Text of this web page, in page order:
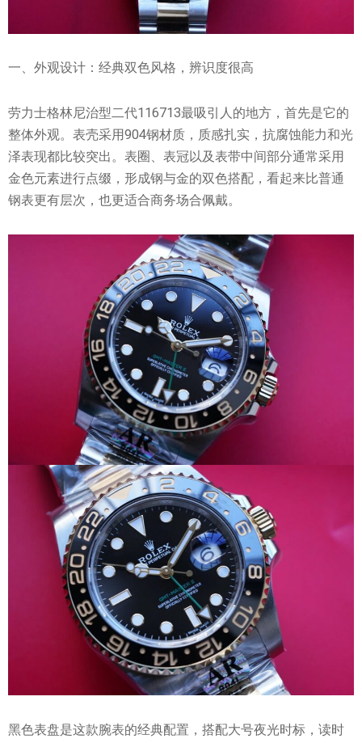
一、外观设计：经典双色风格，辨识度很高
劳力士格林尼治型二代116713最吸引人的地方，首先是它的
整体外观。表壳采用904钢材质，质感扎实，抗腐蚀能力和光
泽表现都比较突出。表圈、表冠以及表带中间部分通常采用
金色元素进行点缀，形成钢与金的双色搭配，看起来比普通
钢表更有层次，也更适合商务场合佩戴。
黑色表盘是这款腕表的经典配置，搭配大号夜光时标，读时